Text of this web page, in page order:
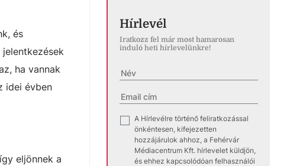
és
ha vannak
idei évben
eljönnek a
Hírlevél
Iratkozz fel már most hamarosan
induló heti hírlevelünkre!
A Hírlevélre történő feliratkozással
önkéntesen, kifejezetten
hozzájárulok ahhoz, a Fehérvár
Médiacentrum Kft. hírlevelet küldjön,
és ehhez kapcsolódóan felhasználói